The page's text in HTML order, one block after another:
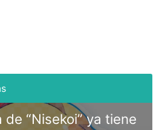
“Nisekoi” ya tiene